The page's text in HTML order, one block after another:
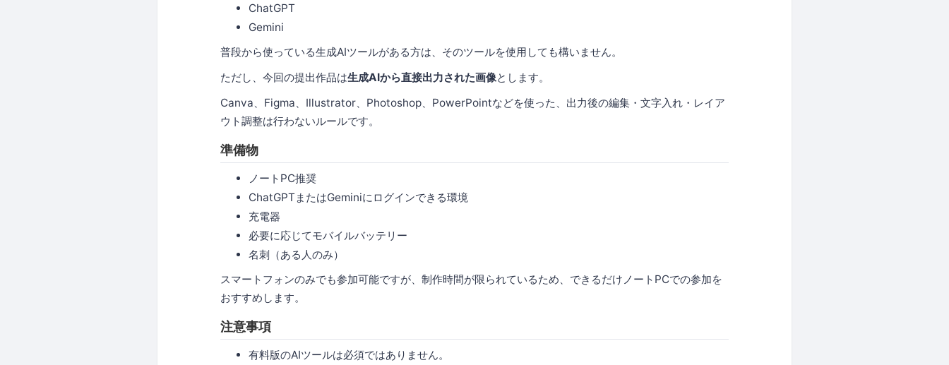
ChatGPT
Gemini
普段から使っている生成AIツールがある方は、そのツールを使用しても構いません。
ただし、今回の提出作品は生成AIから直接出力された画像とします。
Canva、Figma、Illustrator、Photoshop、PowerPointなどを使った、出力後の編集・文字入れ・レイア
ウト調整は行わないルールです。
準備物
ノートPC推奨
ChatGPTまたはGeminiにログインできる環境
充電器
必要に応じてモバイルバッテリー
名刺（ある人のみ）
スマートフォンのみでも参加可能ですが、制作時間が限られているため、できるだけノートPCでの参加を
おすすめします。
注意事項
有料版のAIツールは必須ではありません。